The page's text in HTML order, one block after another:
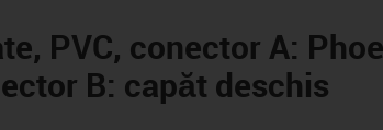
PVC, conector A:
B: capăt deschis